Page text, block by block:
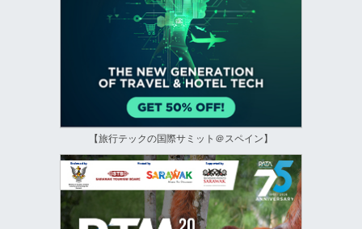
【旅行テックの国際サミット＠スペイン】